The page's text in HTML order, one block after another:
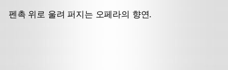
펜촉 위로 울려 퍼지는 오페라의 향연.